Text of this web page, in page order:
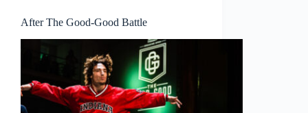
After The Good-Good Battle